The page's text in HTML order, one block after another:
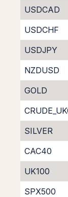
USDCAD
USDCHF
USDJPY
NZDUSD
GOLD
SILVER
CAC40
UK100
SPX500